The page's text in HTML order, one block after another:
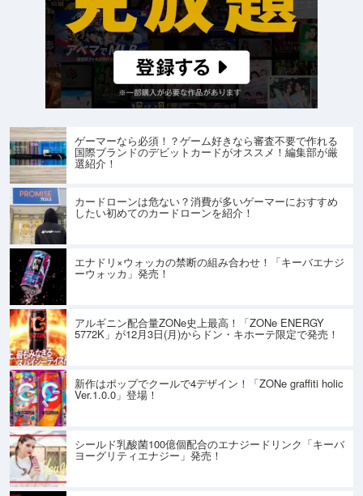
ゲーマーなら必須！？ゲーム好きなら審査不要で作れる
国際ブランドのデビットカードがオススメ！編集部が厳
選紹介！
カードローンは危ない？消費が多いゲーマーにおすすめ
したい初めてのカードローンを紹介！
エナドリ×ウォッカの禁断の組み合わせ！「キーバエナジ
ーウォッカ」発売！
アルギニン配合量ZONe史上最高！「ZONe ENERGY
5772K」が12月3日(月)からドン・キホーテ限定で発売！
新作はポップでクールで4デザイン！「ZONe graffiti holic
Ver.1.0.0」登場！
シールド乳酸菌100億個配合のエナジードリンク「キーバ
ヨーグリティエナジー」発売！